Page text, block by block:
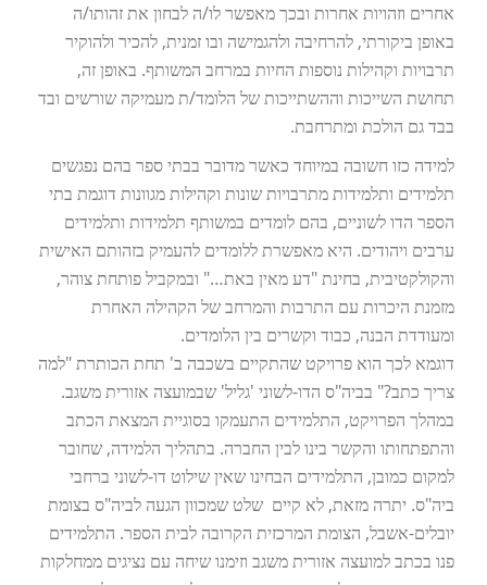
אחרים וזהויות אחרות ובכך מאפשר לו/ה לבחון את זהותו/ה
באופן ביקורתי, להרחיבה ולהגמישה ובו זמנית, להכיר ולהוקיר
תרבויות וקהילות נוספות החיות במרחב המשותף. באופן זה,
תחושת השייכות וההשתייכות של הלומד/ת מעמיקה שורשים ובד
בבד גם הולכת ומתרחבת.
למידה כזו חשובה במיוחד כאשר מדובר בבתי ספר בהם נפגשים
תלמידים ותלמידות מתרבויות שונות וקהילות מגוונות דוגמת בתי
הספר הדו לשוניים, בהם לומדים במשותף תלמידות ותלמידים
ערבים ויהודים. היא מאפשרת ללומדים להעמיק בזהותם האישית
והקולקטיבית, בחינת "דע מאין באת…" ובמקביל פותחת צוהר,
מזמנת היכרות עם התרבות והמרחב של הקהילה האחרת
ומעודדת הבנה, כבוד וקשרים בין הלומדים.
דוגמא לכך הוא פרויקט שהתקיים בשכבה ב' תחת הכותרת "למה
צריך כתב?" בביה"ס הדו-לשוני 'גליל' שבמועצה אזורית משגב.
במהלך הפרויקט, התלמידים התעמקו בסוגיית המצאת הכתב
והתפתחותו והקשר בינו לבין החברה. בתהליך הלמידה, שחובר
למקום כמובן, התלמידים הבחינו שאין שילוט דו-לשוני ברחבי
ביה"ס. יתרה מזאת, לא קיים שלט שמכוון הגעה לביה"ס בצומת
יובלים-אשבל, הצומת המרכזית הקרובה לבית הספר. התלמידים
פנו בכתב למועצה אזורית משגב וזימנו שיחה עם נציגים ממחלקות